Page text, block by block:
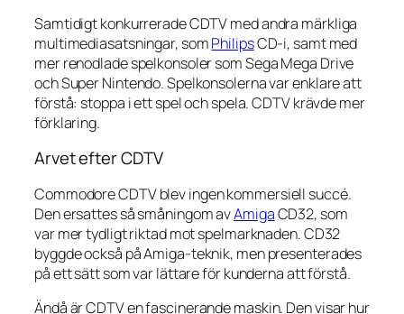
Samtidigt konkurrerade CDTV med andra märkliga
multimediasatsningar, somPhilipsCD-i, samt med
mer renodlade spelkonsoler som Sega Mega Drive
och Super Nintendo. Spelkonsolerna var enklare att
förstå: stoppa i ett spel och spela. CDTV krävde mer
förklaring.
Arvet efter CDTV
Commodore CDTV blev ingen kommersiell succé.
Den ersattes så småningom avAmigaCD32, som
var mer tydligt riktad mot spelmarknaden. CD32
byggde också på Amiga-teknik, men presenterades
på ett sätt som var lättare för kunderna att förstå.
Ändå är CDTV en fascinerande maskin. Den visar hur